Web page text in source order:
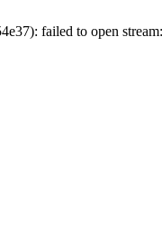
failed to open